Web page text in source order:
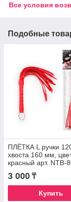
Все условия
Подобные
ПЛЁТКА L ручки
хвоста 160 мм,
красный арт. NTB-
3 000 ₸
Купить